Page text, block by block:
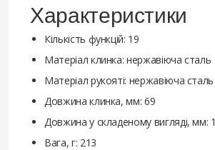
Характеристики
Кількість функцій: 19
Матеріал клинка: нержавіюча сталь
Матеріал рукояті: нержавіюча сталь
Довжина клинка, мм: 69
Довжина у складеному вигляді, мм:
Вага, г: 213